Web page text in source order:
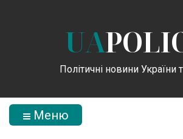
UA
Політичні новини України
Меню